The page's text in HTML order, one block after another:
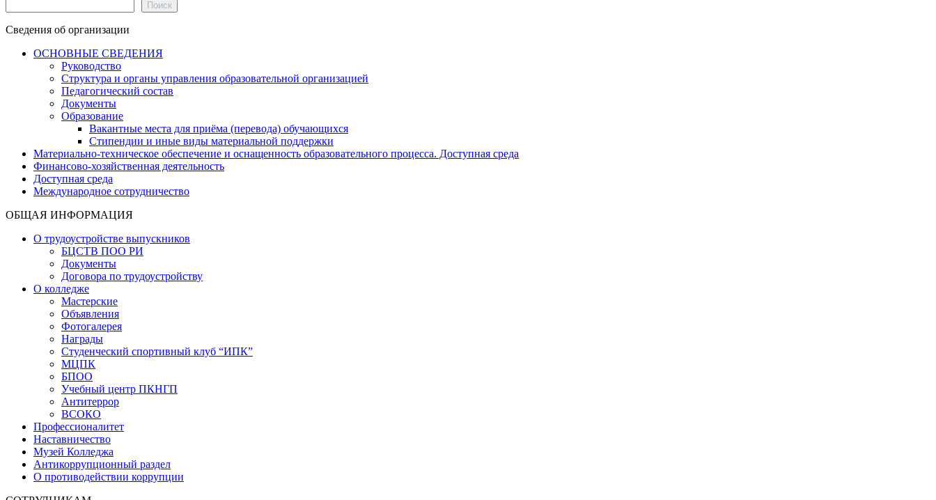
Поиск
Сведения об организации
ОСНОВНЫЕ СВЕДЕНИЯ
Руководство
Структура и органы управления образовательной организацией
Педагогический состав
Документы
Образование
Вакантные места для приёма (перевода) обучающихся
Стипендии и иные виды материальной поддержки
Материально-техническое обеспечение и оснащенность образовательного процесса. Доступная среда
Финансово-хозяйственная деятельность
Доступная среда
Международное сотрудничество
ОБЩАЯ ИНФОРМАЦИЯ
О трудоустройстве выпускников
БЦСТВ ПОО РИ
Документы
Договора по трудоустройству
О колледже
Мастерские
Объявления
Фотогалерея
Награды
Студенческий спортивный клуб “ИПК”
МЦПК
БПОО
Учебный центр ПКНГП
Антитеррор
ВСОКО
Профессионалитет
Наставничество
Музей Колледжа
Антикоррупционный раздел
О противодействии коррупции